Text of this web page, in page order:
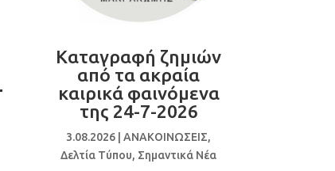
Καταγραφή ζημιών
από τα ακραία
καιρικά φαινόμενα
της 24-7-2026
3.08.2026 |ΑΝΑΚΟΙΝΩΣΕΙΣ,
Δελτία Τύπου, Σημαντικά Νέα